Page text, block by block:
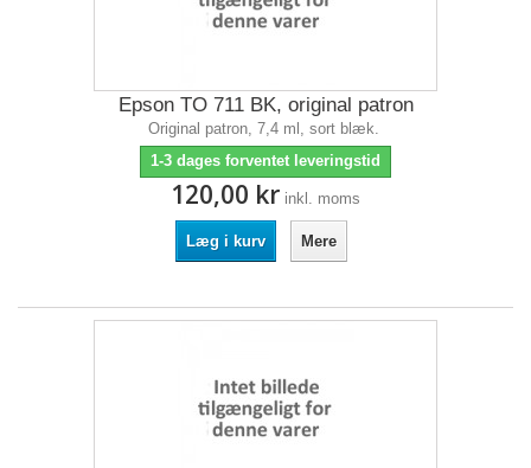
Epson TO 711 BK, original patron
Original patron, 7,4 ml, sort blæk.
1-3 dages forventet leveringstid
120,00 kr inkl. moms
Læg i kurv Mere